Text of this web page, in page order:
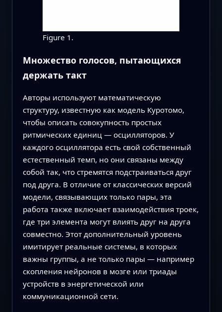
Figure 1.
Множество голосов, пытающихся
держать такт
Авторы используют математическую
структуру, известную как модель Куротомо,
чтобы описать совокупность простых
ритмических единиц — осцилляторов. У
каждого осциллятора есть свой собственный
естественный темп, но они связаны между
собой так, что стремятся подстраиваться друг
под друга. В отличие от классических версий
модели, связывающих только пары, эта
работа также включает взаимодействия троек,
где три элемента могут влиять друг на друга
совместно. Этот дополнительный уровень
имитирует реальные системы, в которых
важны группы, а не только пары — например
скопления нейронов в мозге или триады
устройств в энергетической или
коммуникационной сети.